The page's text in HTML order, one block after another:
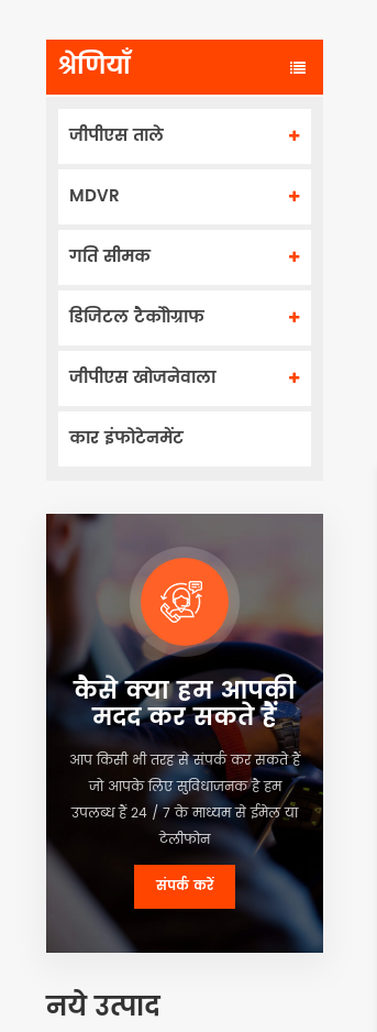
श्रेणियाँ
जीपीएस ताले
MDVR
गति सीमक
डिजिटल टैकोोग्राफ
जीपीएस खोजनेवाला
कार इंफोटेनमेंट
कैसे क्या हम आपकी
मदद कर सकते हैं
आप किसी भी तरह से संपर्क कर सकते हैं
जो आपके लिए सुविधाजनक है हम
उपलब्ध हैं 24 / 7 के माध्यम से ईमेल या
टेलीफोन
संपर्क करें
नये उत्पाद